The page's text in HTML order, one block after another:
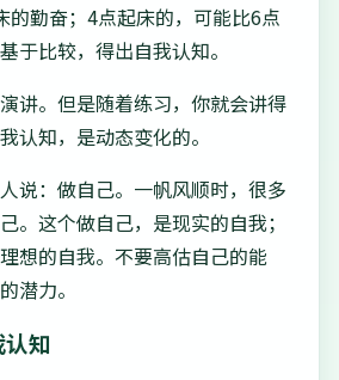
的勤奋；4点起床的，可能比6点
于比较，得出自我认知。
讲。但是随着练习，你就会讲得
认知，是动态变化的。
说：做自己。一帆风顺时，很多
。这个做自己，是现实的自我；
想的自我。不要高估自己的能
潜力。
知